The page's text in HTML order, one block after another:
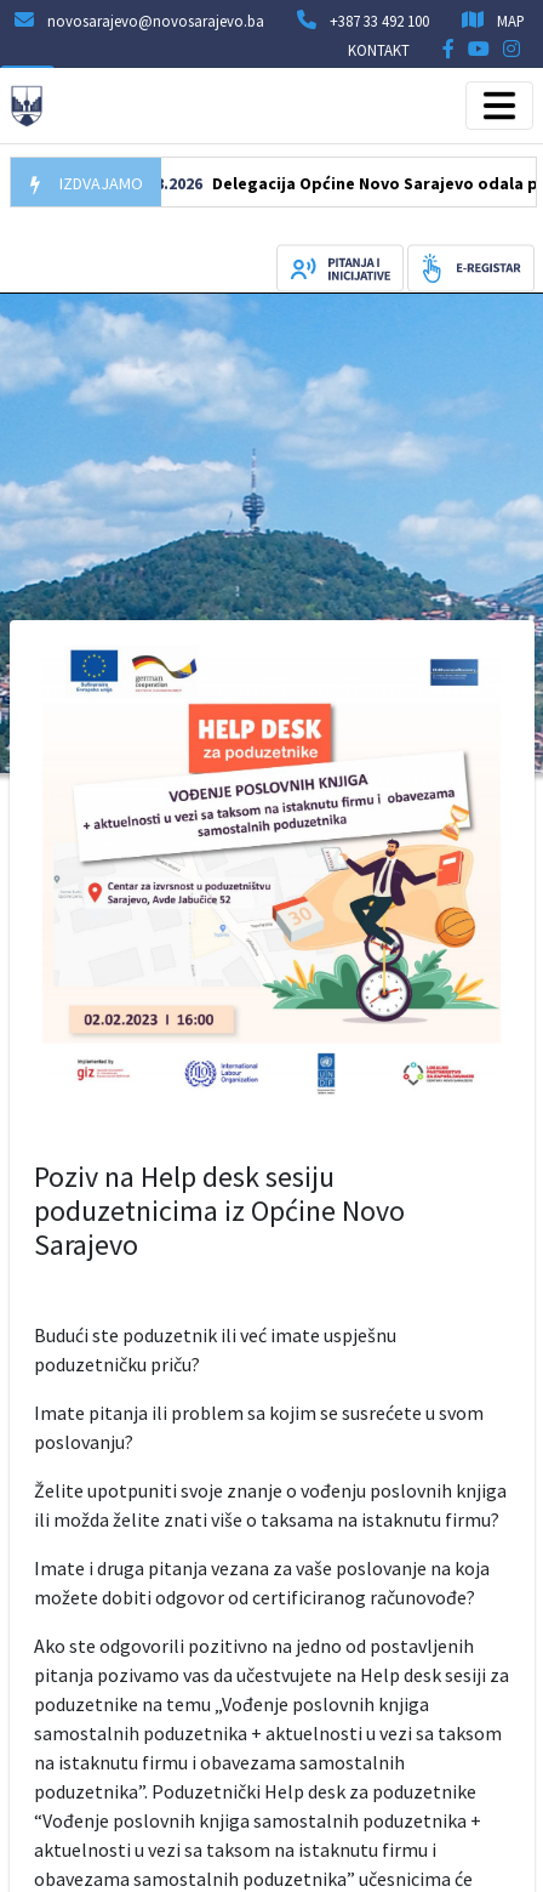
novosarajevo@novosarajevo.ba +387 33 492 100
MAP
KONTAKT
IZDVAJAMO
07.08.2026 Delegacija Općine Novo Sarajevo odala počast
Poziv na Help desk sesiju
poduzetnicima iz Općine Novo
Sarajevo
Budući ste poduzetnik ili već imate uspješnu
poduzetničku priču?
Imate pitanja ili problem sa kojim se susrećete u svom
poslovanju?
Želite upotpuniti svoje znanje o vođenju poslovnih knjiga
ili možda želite znati više o taksama na istaknutu firmu?
Imate i druga pitanja vezana za vaše poslovanje na koja
možete dobiti odgovor od certificiranog računovođe?
Ako ste odgovorili pozitivno na jedno od postavljenih
pitanja pozivamo vas da učestvujete na Help desk sesiji za
poduzetnike na temu „Vođenje poslovnih knjiga
samostalnih poduzetnika + aktuelnosti u vezi sa taksom
na istaknutu firmu i obavezama samostalnih
poduzetnika”. Poduzetnički Help desk za poduzetnike
“Vođenje poslovnih knjiga samostalnih poduzetnika +
aktuelnosti u vezi sa taksom na istaknutu firmu i
obavezama samostalnih poduzetnika” učesnicima će